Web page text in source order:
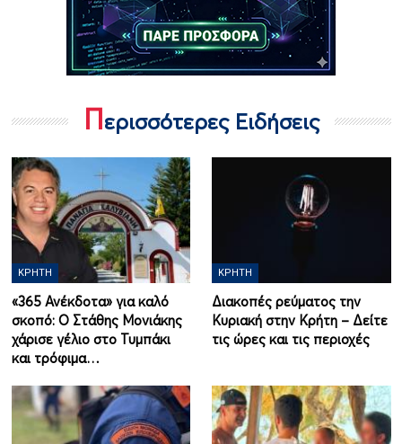
Περισσότερες Ειδήσεις
ΚΡΉΤΗ
«365 Ανέκδοτα» για καλό
σκοπό: Ο Στάθης Μονιάκης
χάρισε γέλιο στο Τυμπάκι
και τρόφιμα…
ΚΡΉΤΗ
Διακοπές ρεύματος την
Κυριακή στην Κρήτη – Δείτε
τις ώρες και τις περιοχές